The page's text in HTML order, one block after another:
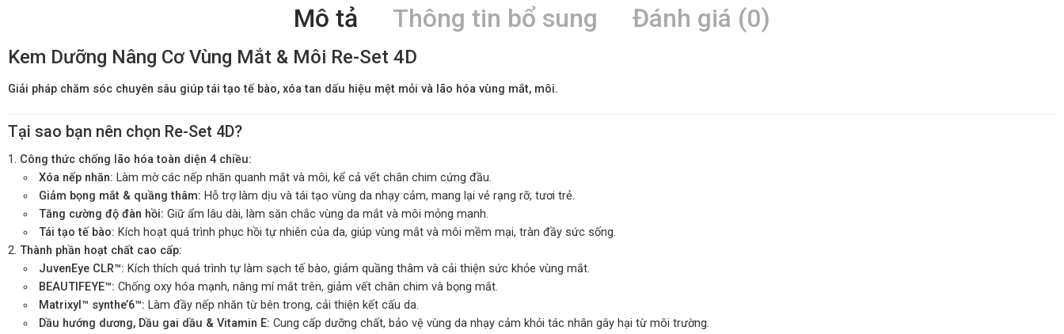
Mô tả Thông tin bổ sung Đánh giá (0)
Kem Dưỡng Nâng Cơ Vùng Mắt & Môi Re-Set 4D
Giải pháp chăm sóc chuyên sâu giúp tái tạo tế bào, xóa tan dấu hiệu mệt mỏi và lão hóa vùng mắt, môi.
Tại sao bạn nên chọn Re-Set 4D?
Công thức chống lão hóa toàn diện 4 chiều:
Xóa nếp nhăn: Làm mờ các nếp nhăn quanh mắt và môi, kể cả vết chân chim cứng đầu.
Giảm bọng mắt & quầng thâm: Hỗ trợ làm dịu và tái tạo vùng da nhạy cảm, mang lại vẻ rạng rỡ, tươi trẻ.
Tăng cường độ đàn hồi: Giữ ẩm lâu dài, làm săn chắc vùng da mắt và môi mỏng manh.
Tái tạo tế bào: Kích hoạt quá trình phục hồi tự nhiên của da, giúp vùng mắt và môi mềm mại, tràn đầy sức sống.
Thành phần hoạt chất cao cấp:
JuvenEye CLR™: Kích thích quá trình tự làm sạch tế bào, giảm quầng thâm và cải thiện sức khỏe vùng mắt.
BEAUTIFEYE™: Chống oxy hóa mạnh, nâng mí mắt trên, giảm vết chân chim và bọng mắt.
Matrixyl™ synthe’6™: Làm đầy nếp nhăn từ bên trong, cải thiện kết cấu da.
Dầu hướng dương, Dầu gai dầu & Vitamin E: Cung cấp dưỡng chất, bảo vệ vùng da nhạy cảm khỏi tác nhân gây hại từ môi trường.